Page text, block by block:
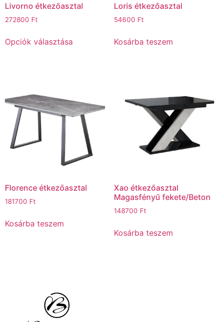
Livorno étkezőasztal
272800 Ft
Opciók választása
Loris étkezőasztal
54600 Ft
Kosárba teszem
Florence étkezőasztal
181700 Ft
Kosárba teszem
Xao étkezőasztal
Magasfényű fekete/Beton
148700 Ft
Kosárba teszem